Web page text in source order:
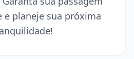
e planeje sua próxima